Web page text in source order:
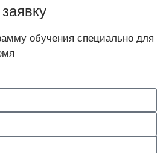
обучения специально для